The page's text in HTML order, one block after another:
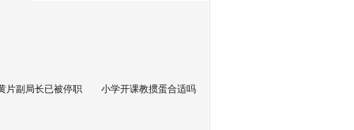
片副局长已被停职 小学开课教掼蛋合适吗